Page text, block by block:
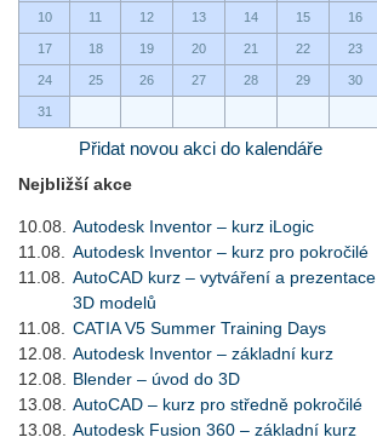
10 11 12 13 14 15 16
17 18 19 20 21 22 23
24 25 26 27 28 29 30
31
Přidat novou akci do kalendáře
Nejbližší akce
10.08.
Autodesk Inventor – kurz iLogic
11.08.
Autodesk Inventor – kurz pro pokročilé
11.08.
AutoCAD kurz – vytváření a prezentace
3D modelů
11.08.
CATIA V5 Summer Training Days
12.08.
Autodesk Inventor – základní kurz
12.08.
Blender – úvod do 3D
13.08.
AutoCAD – kurz pro středně pokročilé
13.08.
Autodesk Fusion 360 – základní kurz